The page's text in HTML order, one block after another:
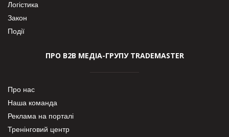
Логістика
Закон
Події
ПРО В2В МЕДІА-ГРУПУ TRADEMASTER
Про нас
Наша команда
Реклама на порталі
Тренінговий центр